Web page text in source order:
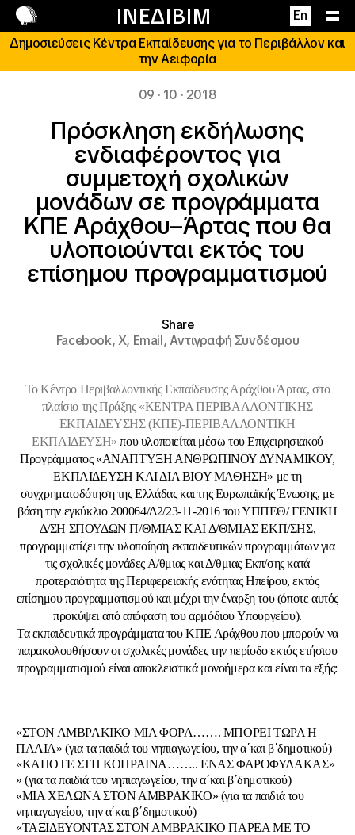
ΙΝΕΔΙΒΙΜ En
Επικοινωνία
Δημοσιεύσεις Κέντρα Εκπαίδευσης για το Περιβάλλον και
την Αειφορία
09 · 10 · 2018
Πρόσκληση εκδήλωσης
ενδιαφέροντος για
συμμετοχή σχολικών
μονάδων σε προγράμματα
ΚΠΕ Αράχθου–Άρτας που θα
υλοποιούνται εκτός του
επίσημου προγραμματισμού
Share
Facebook,X, Email,Αντιγραφή Συνδέσμου
Το Κέντρο Περιβαλλοντικής Εκπαίδευσης Αράχθου Άρτας, στο
πλαίσιο της Πράξης «ΚΕΝΤΡΑ ΠΕΡΙΒΑΛΛΟΝΤΙΚΗΣ
ΕΚΠΑΙΔΕΥΣΗΣ (ΚΠΕ)-ΠΕΡΙΒΑΛΛΟΝΤΙΚΗ
ΕΚΠΑΙΔΕΥΣΗ»που υλοποιείται μέσω του Επιχειρησιακού
Προγράμματος «ΑΝΑΠΤΥΞΗ ΑΝΘΡΩΠΙΝΟΥ ΔΥΝΑΜΙΚΟΥ,
ΕΚΠΑΙΔΕΥΣΗ ΚΑΙ ΔΙΑ ΒΙΟΥ ΜΑΘΗΣΗ» με τη
συγχρηματοδότηση της Ελλάδας και της Ευρωπαϊκής Ένωσης, με
βάση την εγκύκλιο 200064/Δ2/23-11-2016 του ΥΠΠΕΘ/ ΓΕΝΙΚΗ
Δ/ΣΗ ΣΠΟΥΔΩΝ Π/ΘΜΙΑΣ ΚΑΙ Δ/ΘΜΙΑΣ ΕΚΠ/ΣΗΣ,
προγραμματίζει την υλοποίηση εκπαιδευτικών προγραμμάτων για
τις σχολικές μονάδες Α/θμιας και Δ/θμιας Εκπ/σης κατά
προτεραιότητα της Περιφερειακής ενότητας Ηπείρου, εκτός
επίσημου προγραμματισμού και μέχρι την έναρξη του (όποτε αυτός
προκύψει από απόφαση του αρμόδιου Υπουργείου).
Τα εκπαιδευτικά προγράμματα του ΚΠΕ Αράχθου που μπορούν να
παρακολουθήσουν οι σχολικές μονάδες την περίοδο εκτός ετήσιου
προγραμματισμού είναι αποκλειστικά μονοήμερα και είναι τα εξής:
«ΣΤΟΝ ΑΜΒΡΑΚΙΚΟ ΜΙΑ ΦΟΡΑ……. ΜΠΟΡΕΙ ΤΩΡΑ Η
ΠΑΛΙΑ» (για τα παιδιά του νηπιαγωγείου, την α΄και β΄δημοτικού)
«ΚΑΠΟΤΕ ΣΤΗ ΚΟΠΡΑΙΝΑ…….. ΕΝΑΣ ΦΑΡΟΦΥΛΑΚΑΣ»
» (για τα παιδιά του νηπιαγωγείου, την α΄και β΄δημοτικού)
«ΜΙΑ ΧΕΛΩΝΑ ΣΤΟΝ ΑΜΒΡΑΚΙΚΟ» (για τα παιδιά του
νηπιαγωγείου, την α΄και β΄δημοτικού)
«ΤΑΞΙΔΕΥΟΝΤΑΣ ΣΤΟΝ ΑΜΒΡΑΚΙΚΟ ΠΑΡΕΑ ΜΕ ΤΟ